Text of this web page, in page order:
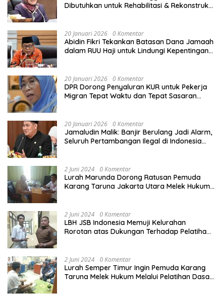
Dibutuhkan untuk Rehabilitasi & Rekonstruksi
20 Januari 2026 0 Komentar
Abidin Fikri Tekankan Batasan Dana Jamaah
dalam RUU Haji untuk Lindungi Kepentingan
20 Januari 2026 0 Komentar
DPR Dorong Penyaluran KUR untuk Pekerja
Migran Tepat Waktu dan Tepat Sasaran
20 Januari 2026 0 Komentar
Jamaludin Malik: Banjir Berulang Jadi Alarm,
Seluruh Pertambangan Ilegal di Indonesia
2 Juni 2024 0 Komentar
Lurah Marunda Dorong Ratusan Pemuda
Karang Taruna Jakarta Utara Melek Hukum
2 Juni 2024 0 Komentar
LBH JSB Indonesia Memuji Kelurahan
Rorotan atas Dukungan Terhadap Pelatihan
2 Juni 2024 0 Komentar
Lurah Semper Timur Ingin Pemuda Karang
Taruna Melek Hukum Melalui Pelatihan Dasar